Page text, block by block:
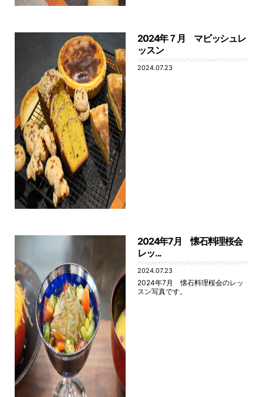
2024年７月 マビッシュレ
ッスン
2024.07.23
2024年7月 懐石料理桜会
レッ...
2024.07.23
2024年7月 懐石料理桜会のレッ
スン写真です。